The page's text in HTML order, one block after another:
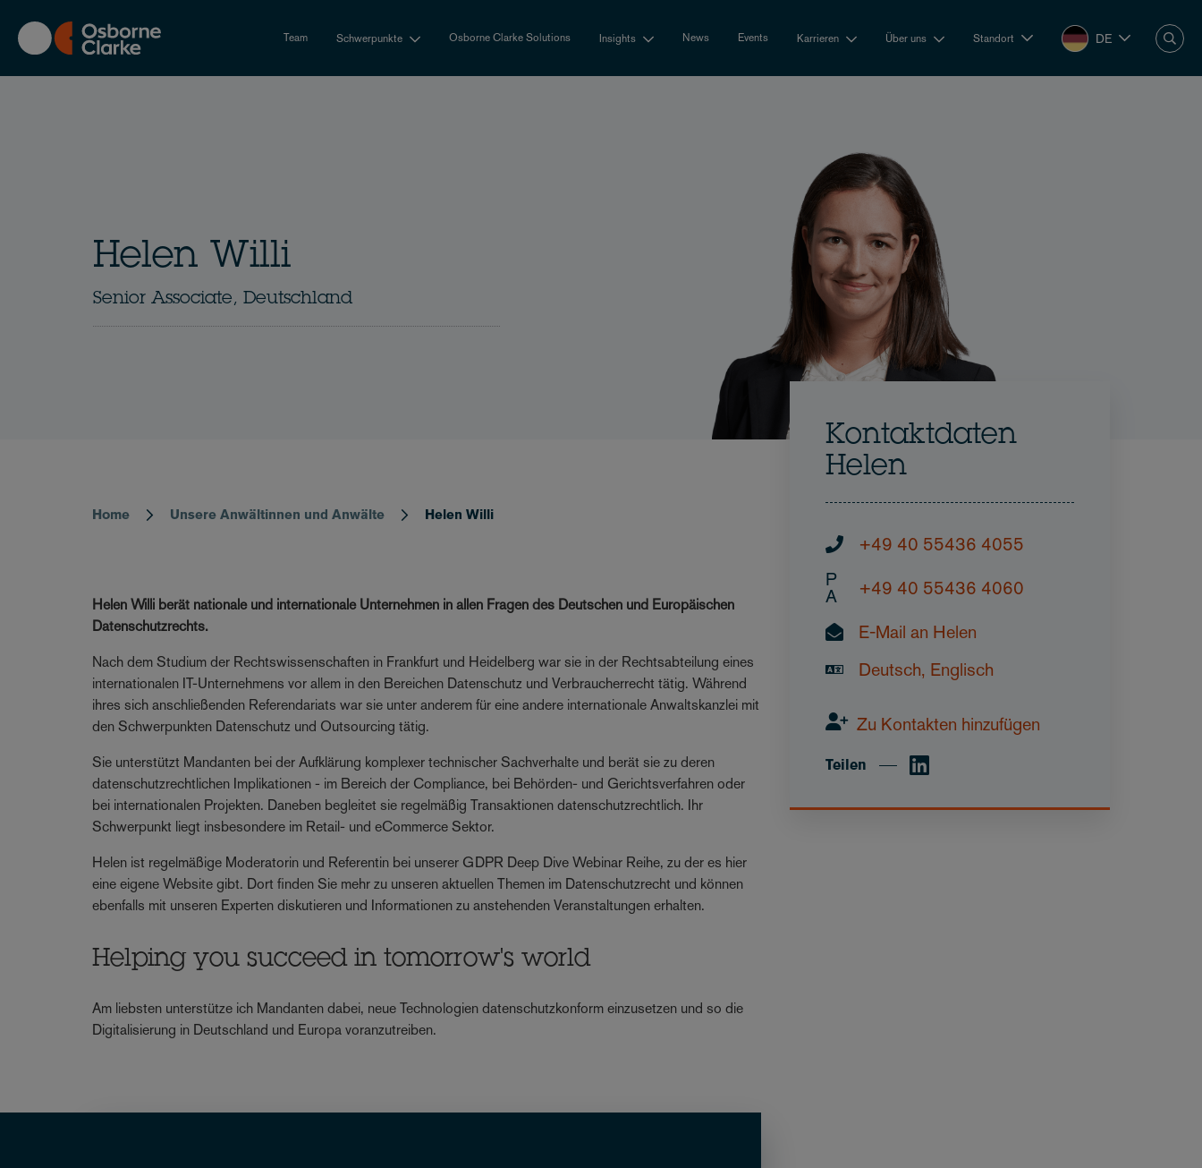
main
content
Team Schwerpunkte Osborne Clarke Solutions Insights News Events Karrieren Über uns Standort DE
Helen Willi
Senior Associate, Deutschland
Breadcrumb
Home Unsere Anwältinnen und Anwälte Helen Willi
Helen Willi berät nationale und internationale Unternehmen in allen Fragen des Deutschen und Europäischen
Datenschutzrechts.
Nach dem Studium der Rechtswissenschaften in Frankfurt und Heidelberg war sie in der Rechtsabteilung eines
internationalen IT-Unternehmens vor allem in den Bereichen Datenschutz und Verbraucherrecht tätig. Während
ihres sich anschließenden Referendariats war sie unter anderem für eine andere internationale Anwaltskanzlei mit
den Schwerpunkten Datenschutz und Outsourcing tätig.
Sie unterstützt Mandanten bei der Aufklärung komplexer technischer Sachverhalte und berät sie zu deren
datenschutzrechtlichen Implikationen - im Bereich der Compliance, bei Behörden- und Gerichtsverfahren oder
bei internationalen Projekten. Daneben begleitet sie regelmäßig Transaktionen datenschutzrechtlich. Ihr
Schwerpunkt liegt insbesondere im Retail- und eCommerce Sektor.
Helen ist regelmäßige Moderatorin und Referentin bei unserer GDPR Deep Dive Webinar Reihe, zu der es hier
eine eigene Website gibt. Dort finden Sie mehr zu unseren aktuellen Themen im Datenschutzrecht und können
ebenfalls mit unseren Experten diskutieren und Informationen zu anstehenden Veranstaltungen erhalten.
Helping you succeed in tomorrow's world
Am liebsten unterstütze ich Mandanten dabei, neue Technologien datenschutzkonform einzusetzen und so die
Digitalisierung in Deutschland und Europa voranzutreiben.
Kontaktdaten
Helen
+49 40 55436 4055
P
A +49 40 55436 4060
E-Mail an Helen
Deutsch, Englisch
Zu Kontakten hinzufügen
Teilen